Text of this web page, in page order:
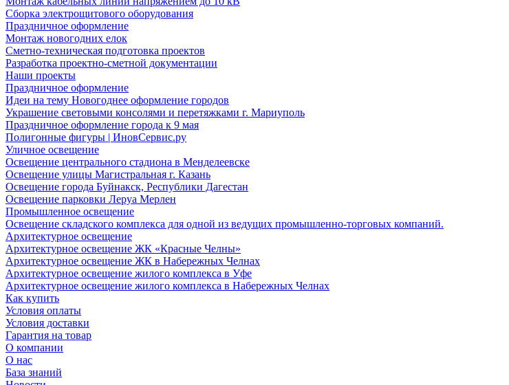
Сборка электрощитового оборудования
Праздничное оформление
Монтаж новогодних елок
Сметно-техническая подготовка проектов
Разработка проектно-сметной документации
Наши проекты
Праздничное оформление
Идеи на тему Новогоднее оформление городов
Украшение световыми консолями и перетяжками г. Мариуполь
Праздничное оформление города к 9 мая
Полигонные фигуры | ИновСервис.ру
Уличное освещение
Освещение центрального стадиона в Менделеевске
Освещение улицы Магистральная г. Казань
Освещение города Буйнакск, Республики Дагестан
Освещение парковки Леруа Мерлен
Промышленное освещение
Освещение складского комплекса для одной из ведущих промышленно-торговых компаний.
Архитектурное освещение
Архитектурное освещение ЖК «Красные Челны»
Архитектурное освещение ЖК в Набережных Челнах
Архитектурное освещение жилого комплекса в Уфе
Архитектурное освещение жилого комплекса в Набережных Челнах
Как купить
Условия оплаты
Условия доставки
Гарантия на товар
О компании
О нас
База знаний